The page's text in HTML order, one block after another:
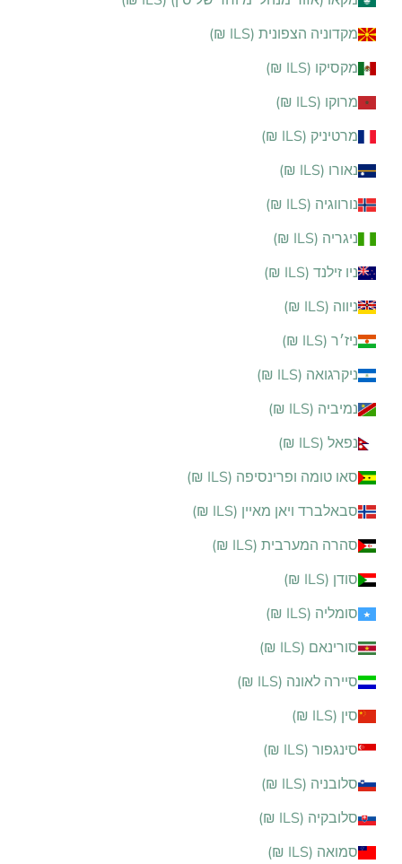
מקדוניה הצפונית (ILS ₪)
מקסיקו (ILS ₪)
מרוקו (ILS ₪)
מרטיניק (ILS ₪)
נאורו (ILS ₪)
נורווגיה (ILS ₪)
ניגריה (ILS ₪)
ניו זילנד (ILS ₪)
ניווה (ILS ₪)
ניז׳ר (ILS ₪)
ניקרגואה (ILS ₪)
נמיביה (ILS ₪)
נפאל (ILS ₪)
סאו טומה ופרינסיפה (ILS ₪)
סבאלברד ויאן מאיין (ILS ₪)
סהרה המערבית (ILS ₪)
סודן (ILS ₪)
סומליה (ILS ₪)
סורינאם (ILS ₪)
סיירה לאונה (ILS ₪)
סין (ILS ₪)
סינגפור (ILS ₪)
סלובניה (ILS ₪)
סלובקיה (ILS ₪)
סמואה (ILS ₪)